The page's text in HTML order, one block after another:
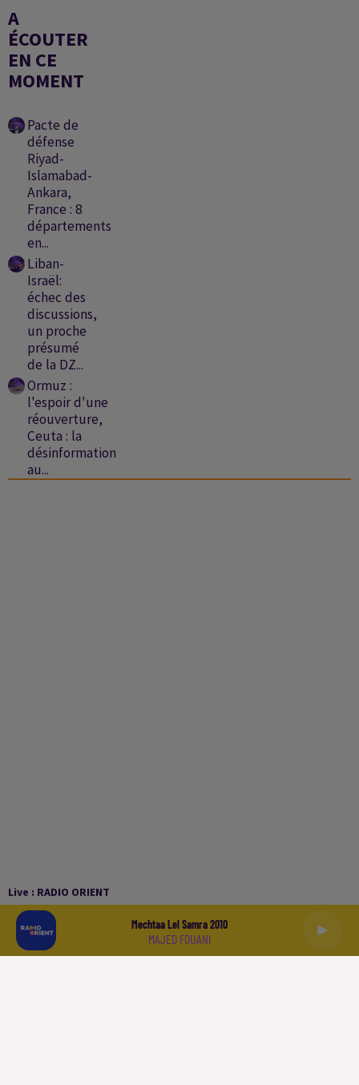
Live : RADIO ORIENT
Mechtaa Lel Samra 2010
MAJED FOUANI
A
ÉCOUTER
EN CE
MOMENT
Pacte de
défense
Riyad-
Islamabad-
Ankara,
France : 8
départements
en...
Liban-
Israël:
échec des
discussions,
un proche
présumé
de la DZ...
Ormuz :
l'espoir d'une
réouverture,
Ceuta : la
désinformation
au...